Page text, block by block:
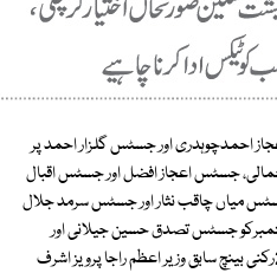
اور جسٹس گلزار احمد پر
جسٹس اعجاز افضل اور جسٹس اقبال
پر مشتمل بینچ نمبر 2 ، جسٹس میاں چاقب نثار اور جسٹس سرمد جلال
پر مشتمل بینچ نمبر 3 ہے۔ 17ستمبرکو جسٹس تصدق حسین جیلانی اور
جسٹس اعجاز احمد چوہدری پر مشتمل 2رکنی بینچ سابق وزیر اعظم راجا پرویز اشرف